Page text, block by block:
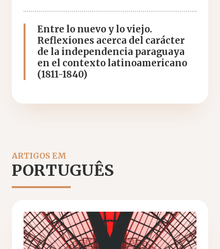
Entre lo nuevo y lo viejo.
Reflexiones acerca del carácter
de la independencia paraguaya
en el contexto latinoamericano
(1811-1840)
ARTIGOS EM
PORTUGUÊS